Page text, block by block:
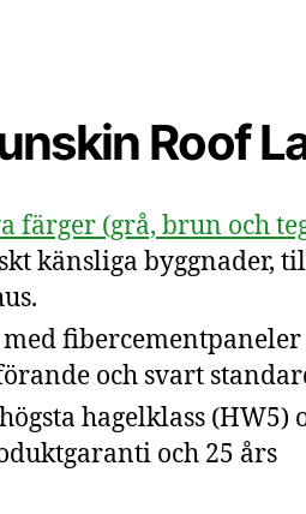
Roof
färger (grå, brun och
känsliga byggnader,
fibercementpaneler
och svart
hagelklass (HW5)
och 25 års